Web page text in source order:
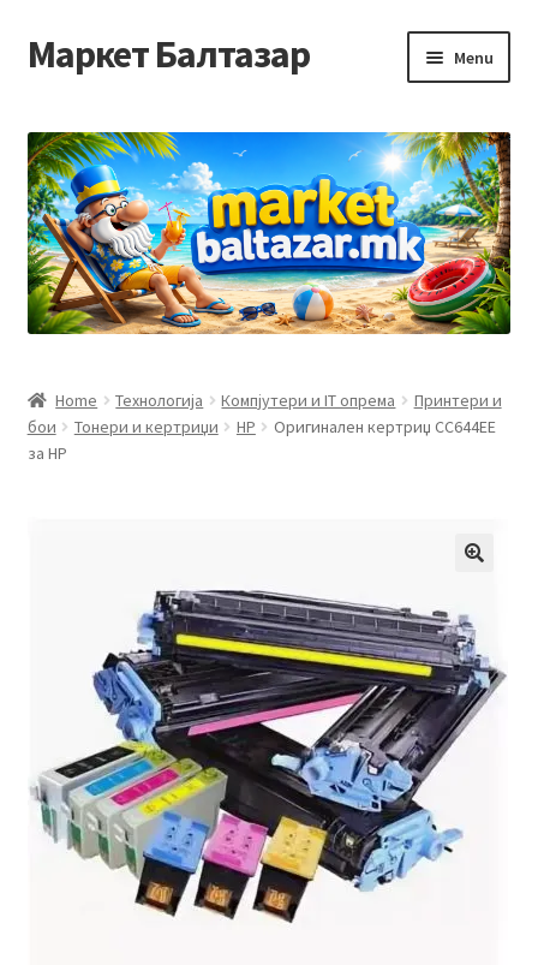
Skip
to
Skip
to
Маркет Балтазар Menu
Checkout
Homepage
Privacy Policy
Контакт
Рекламации и замена на производ
Сите производи
Услови за користење
Home Технологија Компјутери и IT опрема
Принтери и
бои
Тонери и кертриџи HP
Оригинален кертриџ CC644EE
за HP